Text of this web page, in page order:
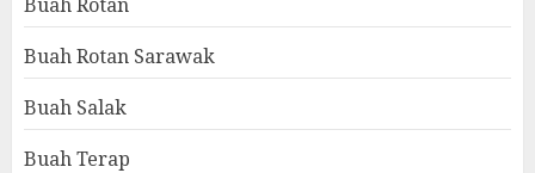
Buah Rotan Sarawak
Buah Salak
Buah Terap